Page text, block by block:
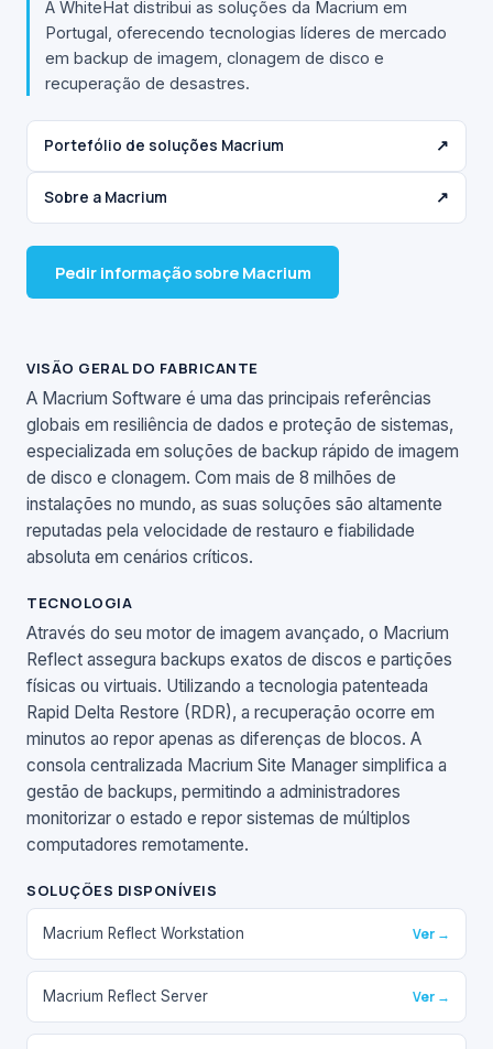
A WhiteHat distribui as soluções da Macrium em
Portugal, oferecendo tecnologias líderes de mercado
em backup de imagem, clonagem de disco e
recuperação de desastres.
Portefólio de soluções Macrium ↗
Sobre a Macrium ↗
Pedir informação sobre Macrium
VISÃO GERAL DO FABRICANTE
A Macrium Software é uma das principais referências
globais em resiliência de dados e proteção de sistemas,
especializada em soluções de backup rápido de imagem
de disco e clonagem. Com mais de 8 milhões de
instalações no mundo, as suas soluções são altamente
reputadas pela velocidade de restauro e fiabilidade
absoluta em cenários críticos.
TECNOLOGIA
Através do seu motor de imagem avançado, o Macrium
Reflect assegura backups exatos de discos e partições
físicas ou virtuais. Utilizando a tecnologia patenteada
Rapid Delta Restore (RDR), a recuperação ocorre em
minutos ao repor apenas as diferenças de blocos. A
consola centralizada Macrium Site Manager simplifica a
gestão de backups, permitindo a administradores
monitorizar o estado e repor sistemas de múltiplos
computadores remotamente.
SOLUÇÕES DISPONÍVEIS
Macrium Reflect Workstation Ver →
Macrium Reflect Server Ver →